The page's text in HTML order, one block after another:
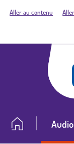
Aller au contenu
Audio